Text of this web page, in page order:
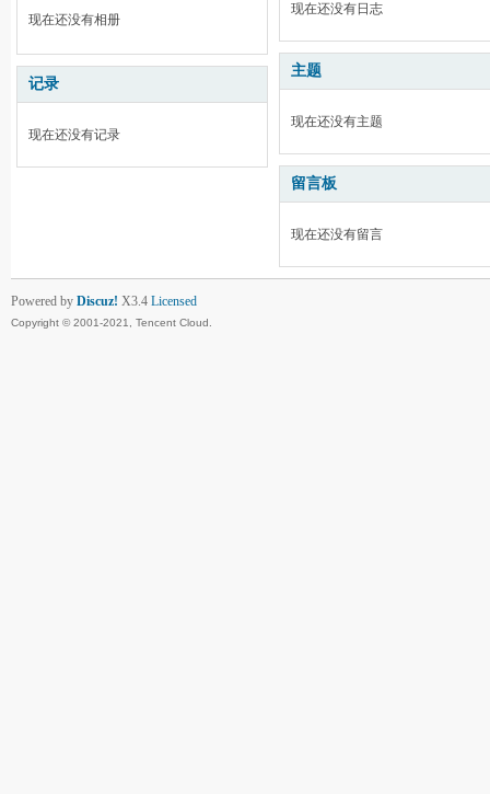
现在还没有相册
记录
现在还没有记录
现在还没有日志
主题
现在还没有主题
留言板
现在还没有留言
Powered by Discuz! X3.4 Licensed
Copyright © 2001-2021, Tencent Cloud.